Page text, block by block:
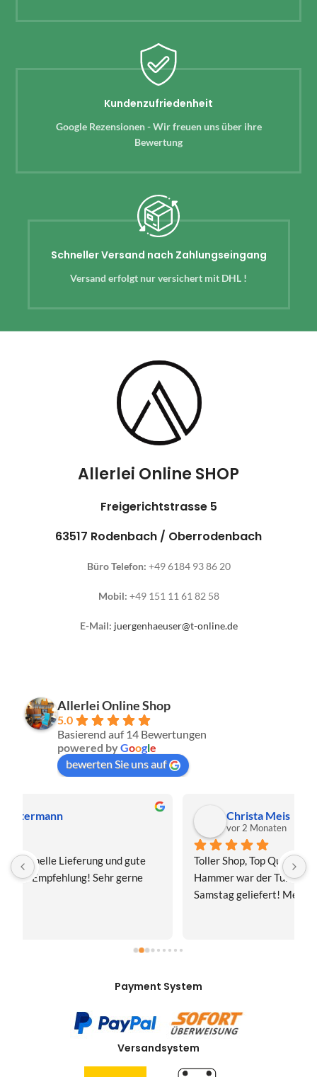
Kundenzufriedenheit
Google Rezensionen - Wir freuen uns über ihre
Bewertung
Schneller Versand nach Zahlungseingang
Versand erfolgt nur versichert mit DHL !
Allerlei Online SHOP
Freigerichtstrasse 5
63517 Rodenbach / Oberrodenbach
Büro Telefon: +49 6184 93 86 20
Mobil: +49 151 11 61 82 58
E-Mail: juergenhaeuser@t-online.de
Allerlei Online Shop
5.0
Basierend auf 14 Bewertungen
powered byGoogle
bewerten Sie uns auf
Toller Shop, Top Qualität. Aber der absolute
Hammer war der Turboversand!!! Freitag bestellt,
Samstag geliefert! Mega, nur zu empfehlen👍
Payment System
Versandsystem